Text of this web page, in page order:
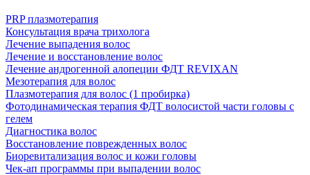
PRP плазмотерапия
Консультация врача трихолога
Лечение выпадения волос
Лечение и восстановление волос
Лечение андрогенной алопеции ФДТ REVIXAN
Мезотерапия для волос
Плазмотерапия для волос (1 пробирка)
Фотодинамическая терапия ФДТ волосистой части головы с
гелем
Диагностика волос
Восстановление поврежденных волос
Биоревитализация волос и кожи головы
Чек-ап программы при выпадении волос